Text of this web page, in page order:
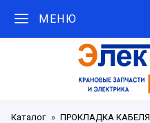
МЕНЮ
Каталог ПРОКЛАДКА КАБЕЛЯ